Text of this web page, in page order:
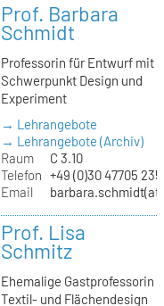
Prof. Barbara
Schmidt
Professorin für Entwurf mit
Schwerpunkt Design und
Experiment
→ Lehrangebote
→ Lehrangebote (Archiv)
Raum
C 3.10
Telefon +49 (0)30 47705 235
Email
Prof. Lisa
Schmitz
Ehemalige Gastprofessorin
Textil- und Flächendesign